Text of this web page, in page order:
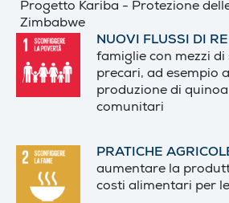
Progetto Kariba - Protezione
Zimbabwe
NUOVI FLUSSI DI
famiglie con mezzi di
precari, ad esempio
produzione di
comunitari
PRATICHE
aumentare la
costi alimentari per